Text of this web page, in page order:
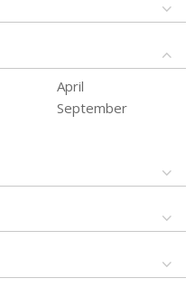
April
September